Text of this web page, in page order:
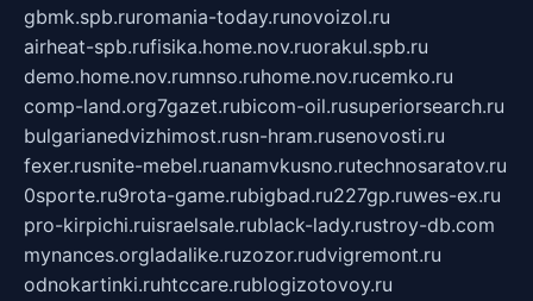
gbmk.spb.ruromania-today.runovoizol.ru
airheat-spb.rufisika.home.nov.ruorakul.spb.ru
demo.home.nov.rumnso.ruhome.nov.rucemko.ru
comp-land.org7gazet.rubicom-oil.rusuperiorsearch.ru
bulgarianedvizhimost.rusn-hram.rusenovosti.ru
fexer.rusnite-mebel.ruanamvkusno.rutechnosaratov.ru
0sporte.ru9rota-game.rubigbad.ru227gp.ruwes-ex.ru
pro-kirpichi.ruisraelsale.rublack-lady.rustroy-db.com
mynances.orgladalike.ruzozor.rudvigremont.ru
odnokartinki.ruhtccare.rublogizotovoy.ru